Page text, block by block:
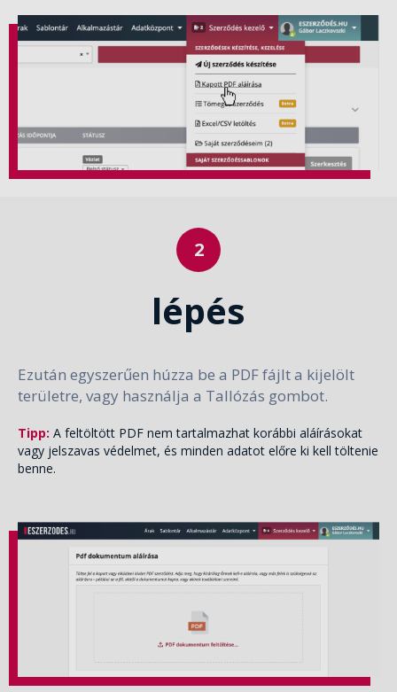
lépés
Ezután egyszerűen húzza be a PDF fájlt a kijelölt
területre, vagy használja a Tallózás gombot.
Tipp: A feltöltött PDF nem tartalmazhat korábbi aláírásokat
vagy jelszavas védelmet, és minden adatot előre ki kell töltenie
benne.